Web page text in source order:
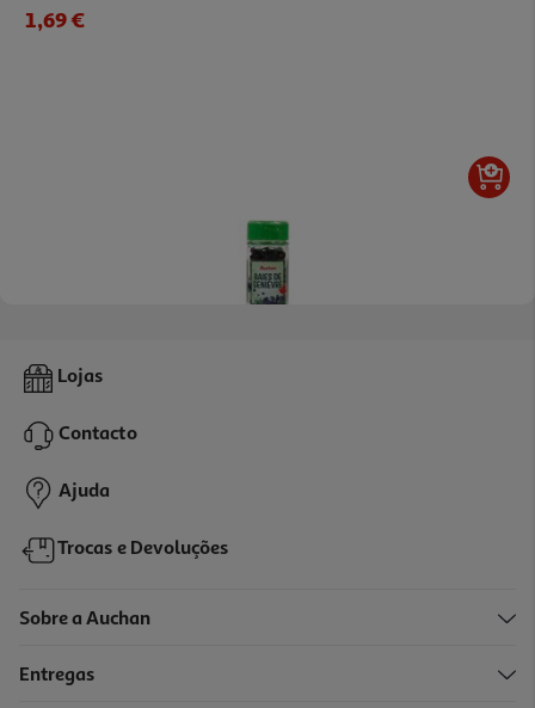
1,69 €
Bagas De Zimbro Auchan Em Frasco 28g
1,55 €
Lojas
Contacto
Ajuda
Trocas e Devoluções
Sobre a Auchan
Entregas